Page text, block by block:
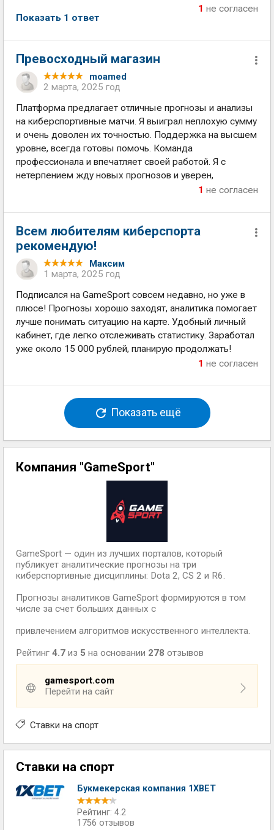
1 не согласен
Показать 1 ответ
Превосходный магазин
moamed
2 марта, 2025 год
Платформа предлагает отличные прогнозы и анализы
на киберспортивные матчи. Я выиграл неплохую сумму
и очень доволен их точностью. Поддержка на высшем
уровне, всегда готовы помочь. Команда
профессионала и впечатляет своей работой. Я с
нетерпением жду новых прогнозов и уверен,
1 не согласен
Всем любителям киберспорта
рекомендую!
Максим
1 марта, 2025 год
Подписался на GameSport совсем недавно, но уже в
плюсе! Прогнозы хорошо заходят, аналитика помогает
лучше понимать ситуацию на карте. Удобный личный
кабинет, где легко отслеживать статистику. Заработал
уже около 15 000 рублей, планирую продолжать!
1 не согласен
Показать ещё
Компания "GameSport"
GameSport — один из лучших порталов, который
публикует аналитические прогнозы на три
киберспортивные дисциплины: Dota 2, CS 2 и R6.
Прогнозы аналитиков GameSport формируются в том
числе за счет больших данных с
привлечением алгоритмов искусственного интеллекта.
Рейтинг 4.7 из 5 на основании 278 отзывов
gamesport.com
Перейти на сайт
Ставки на спорт
Ставки на спорт
Букмекерская компания 1XBET
Рейтинг: 4.2
1756 отзывов